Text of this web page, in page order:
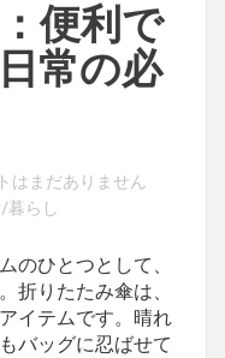
便利で
常の必
はまだありません
暮らし
のひとつとして、
折りたたみ傘は、
イテムです。晴れ
バッグに忍ばせて